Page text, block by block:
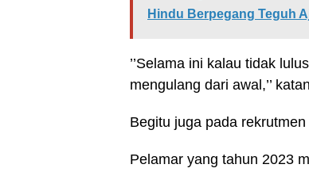
Hindu Berpegang Teguh
’’Selama ini kalau tidak
mengulang dari awal,’’
Begitu juga pada
Pelamar yang tahun 2023